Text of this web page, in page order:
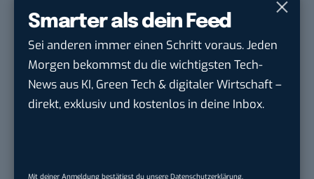
Smarter als dein Feed
Sei anderen immer einen Schritt voraus. Jeden
Morgen bekommst du die wichtigsten Tech-
News aus KI, Green Tech & digitaler Wirtschaft –
direkt, exklusiv und kostenlos in deine Inbox.
Mit deiner Anmeldung bestätigst du unsere Datenschutzerklärung.
Welten: Den Komfort und die Flexibilität des Autos
mit dem Spaß und der Spontanität des Radfahrens.
In der Theorie ist das Fahrzeugkonzept also eine
gute Idee. Die Gründer müssen nun allerdings
beweisen, dass es seinen Platz im Alltag vieler
Menschen verdient hat. Denn: Das Design ist sehr